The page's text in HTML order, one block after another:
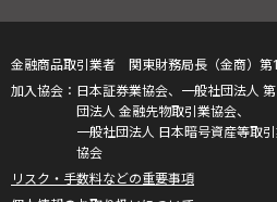
金融商品取引業者 関東財務局長（金商）第
日本証券業協会、一般社団法人
団法人 金融先物取引業協会、
一般社団法人 日本暗号資産等取
協会
リスク・手数料などの重要事項